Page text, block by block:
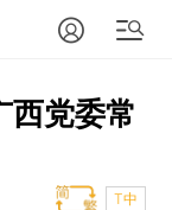
西党委常
T中